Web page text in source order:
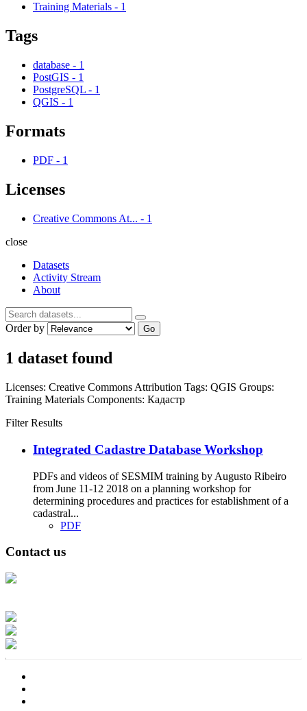
Training Materials - 1
Tags
database - 1
PostGIS - 1
PostgreSQL - 1
QGIS - 1
Formats
PDF - 1
Licenses
Creative Commons At... - 1
close
Datasets
Activity Stream
About
Order by Go
1 dataset found
Licenses: Creative Commons Attribution Tags: QGIS Groups:
Training Materials Components: Кадастр
Filter Results
Integrated Cadastre Database Workshop
PDFs and videos of SESMIM training by Augusto Ribeiro
from June 11-12 2018 on a planning workshop for
determining procedures and practices for establishment of a
cadastral...
PDF
Contact us